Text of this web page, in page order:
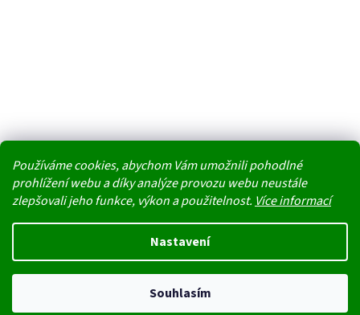
Používáme cookies, abychom Vám umožnili pohodlné
prohlížení webu a díky analýze provozu webu neustále
zlepšovali jeho funkce, výkon a použitelnost. Více informací
Nastavení
Souhlasím
Nedoporučujeme v těchto tropických dnech jako dopravu doručovací
boxy. Uvnitř boxu na přímém slunci stoupají teploty k maximu a
Copyright 2026PŘÍRODA REGENERUJE NÁS. Všechna práva
vyhrazena.